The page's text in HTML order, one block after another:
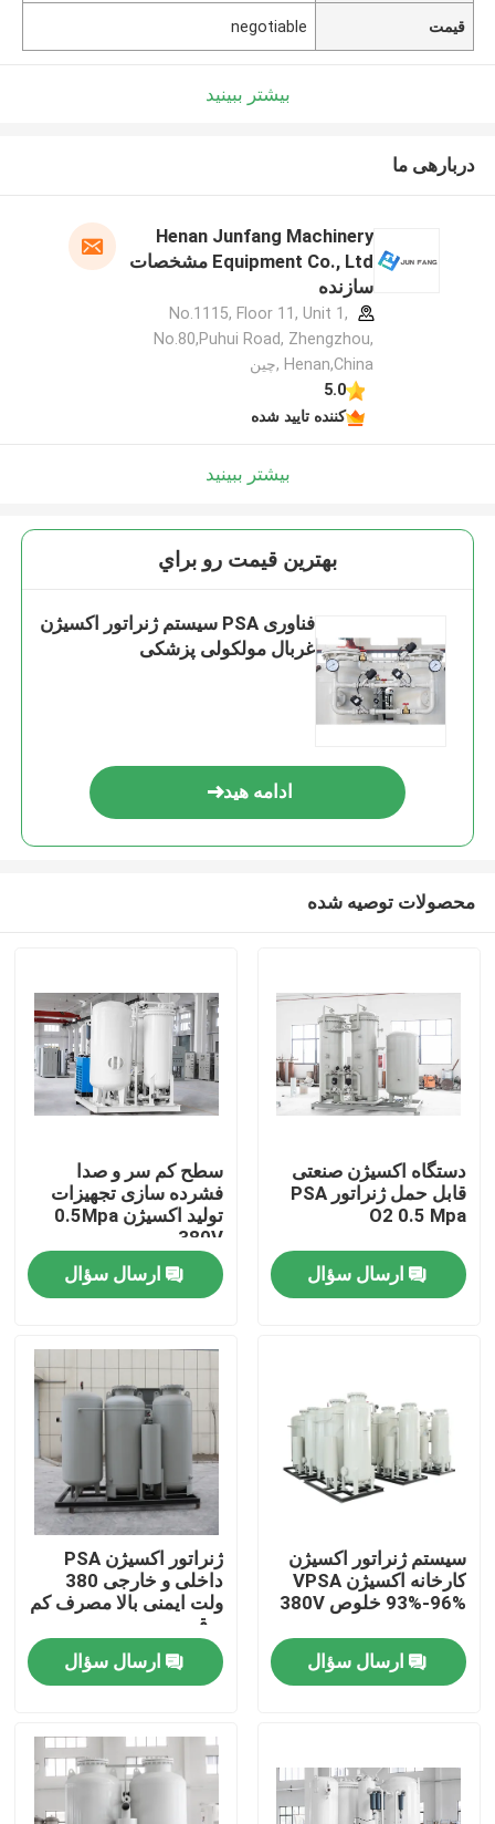
خانه
محصولات
کارخانه تور
تماس با ما
درخواست نقل قول
مولد نیتروژن PSA
قیمت negotiable
بیشتر ببینید
دربارهی ما
Henan Junfang Machinery
Equipment Co., Ltd مشخصات
سازنده
No.1115, Floor 11, Unit 1,
No.80,Puhui Road, Zhengzhou,
Henan,China ,چین
5.0
کننده تایید شده
بیشتر ببینید
بهترين قيمت رو براي
فناوری PSA سیستم ژنراتور اکسیژن
غربال مولکولی پزشکی
ادامه هید
محصولات توصیه شده
دستگاه اکسیژن صنعتی
قابل حمل ژنراتور PSA
O2 0.5 Mpa
ارسال سؤال
سطح کم سر و صدا
فشرده سازی تجهیزات
تولید اکسیژن 0.5Mpa
380V
ارسال سؤال
سیستم ژنراتور اکسیژن
کارخانه اکسیژن VPSA
93%-96% خلوص 380V
ارسال سؤال
ژنراتور اکسیژن PSA
داخلی و خارجی 380
ولت ایمنی بالا مصرف کم
برق
ارسال سؤال